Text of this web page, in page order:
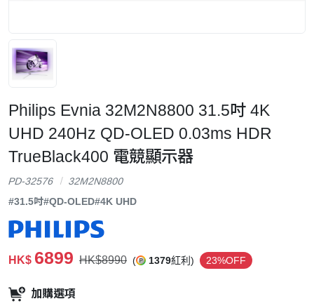
Philips Evnia 32M2N8800 31.5吋 4K
UHD 240Hz QD-OLED 0.03ms HDR
TrueBlack400 電競顯示器
PD-32576
32M2N8800
#31.5吋#QD-OLED#4K UHD
HK$ 6899 HK$8990 ( 1379紅利) 23%OFF
加購選項